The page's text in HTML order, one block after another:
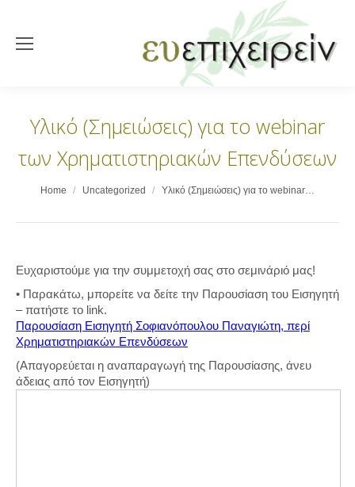
Υλικό (Σημειώσεις) για το webinar
των Χρηματιστηριακών Επενδύσεων
You are here:
Home Uncategorized Υλικό (Σημειώσεις) για το webinar…
Ευχαριστούμε για την συμμετοχή σας στο σεμινάριό μας!
• Παρακάτω, μπορείτε να δείτε την Παρουσίαση του Εισηγητή
– πατήστε το link.
Παρουσίαση Εισηγητή Σοφιανόπουλου Παναγιώτη, περί
Χρηματιστηριακών Επενδύσεων
(Απαγορεύεται η αναπαραγωγή της Παρουσίασης, άνευ
άδειας από τον Εισηγητή)